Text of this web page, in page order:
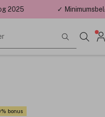
2025 ✓
bonus